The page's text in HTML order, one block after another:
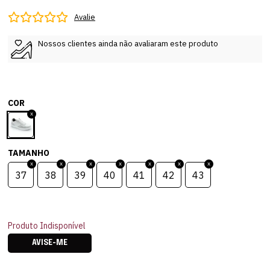
Avalie
Nossos clientes ainda não avaliaram este produto
COR
TAMANHO
37 38 39 40 41 42 43
Produto Indisponível
AVISE-ME